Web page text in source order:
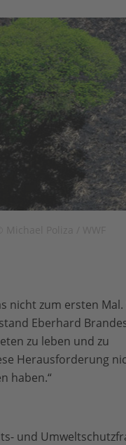
nicht zum ersten Mal.
Eberhard
zu leben und zu
Herausforderung
haben.“
und